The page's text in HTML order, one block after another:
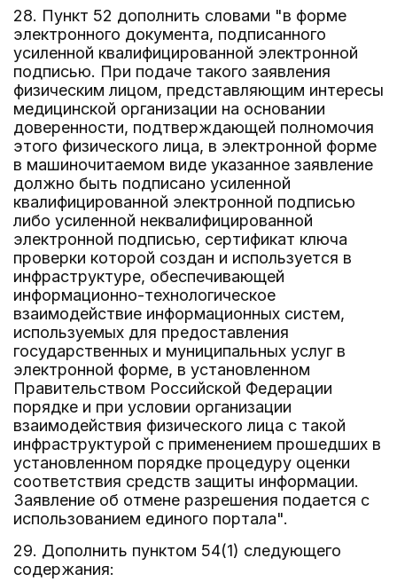
28. Пункт 52 дополнить словами "в форме
электронного документа, подписанного
усиленной квалифицированной электронной
подписью. При подаче такого заявления
физическим лицом, представляющим интересы
медицинской организации на основании
доверенности, подтверждающей полномочия
этого физического лица, в электронной форме
в машиночитаемом виде указанное заявление
должно быть подписано усиленной
квалифицированной электронной подписью
либо усиленной неквалифицированной
электронной подписью, сертификат ключа
проверки которой создан и используется в
инфраструктуре, обеспечивающей
информационно-технологическое
взаимодействие информационных систем,
используемых для предоставления
государственных и муниципальных услуг в
электронной форме, в установленном
Правительством Российской Федерации
порядке и при условии организации
взаимодействия физического лица с такой
инфраструктурой с применением прошедших в
установленном порядке процедуру оценки
соответствия средств защиты информации.
Заявление об отмене разрешения подается с
использованием единого портала".
29. Дополнить пунктом 54(1) следующего
содержания: